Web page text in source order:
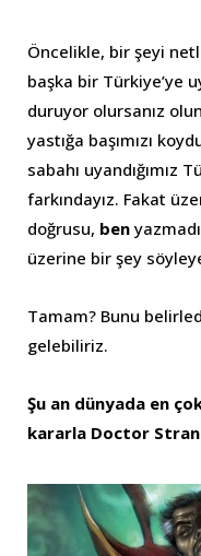
Öncelikle, bir şeyi
başka bir Türkiye’ye
duruyor olursanız
yastığa başımızı
sabahı uyandığımız
farkındayız. Fakat
doğrusu, ben
üzerine bir şey
Tamam? Bunu
gelebiliriz.
Şu an dünyada en
kararla Doctor